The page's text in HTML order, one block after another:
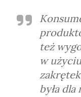
też
w
była